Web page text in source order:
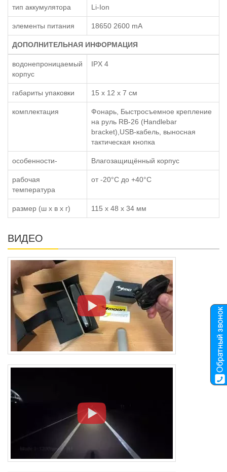
тип аккумулятора Li-Ion
элементы питания 18650 2600 mA
ДОПОЛНИТЕЛЬНАЯ ИНФОРМАЦИЯ
водонепроницаемый
корпус
IPX 4
габариты упаковки 15 x 12 x 7 см
комплектация
Фонарь, Быстросъемное крепление
на руль RB-26 (Handlebar
bracket),USB-кабель, выносная
тактическая кнопка
особенности- Влагозащищённый корпус
рабочая
температура
от -20°C до +40°C
размер (ш x в x г) 115 x 48 x 34 мм
ВИДЕО